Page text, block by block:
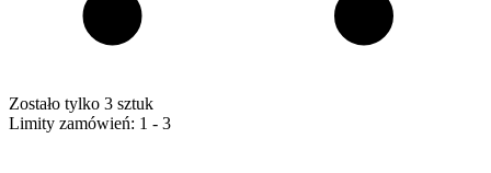
Zostało tylko 3 sztuk
Limity zamówień: 1 - 3